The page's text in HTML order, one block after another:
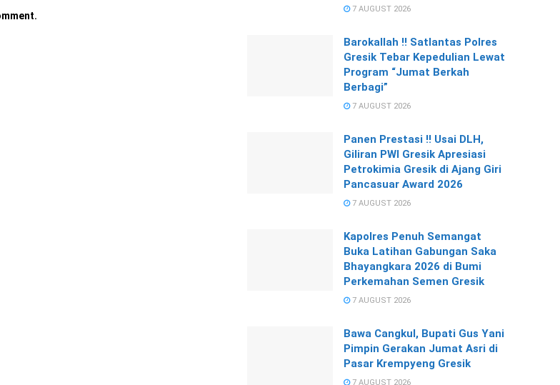
7 AUGUST 2026
Barokallah !! Satlantas Polres
Gresik Tebar Kepedulian Lewat
Program “Jumat Berkah
Berbagi”
7 AUGUST 2026
Panen Prestasi !! Usai DLH,
Giliran PWI Gresik Apresiasi
Petrokimia Gresik di Ajang Giri
Pancasuar Award 2026
7 AUGUST 2026
Kapolres Penuh Semangat
Buka Latihan Gabungan Saka
Bhayangkara 2026 di Bumi
Perkemahan Semen Gresik
7 AUGUST 2026
Bawa Cangkul, Bupati Gus Yani
Pimpin Gerakan Jumat Asri di
Pasar Krempyeng Gresik
7 AUGUST 2026